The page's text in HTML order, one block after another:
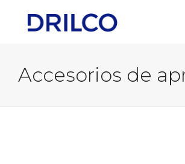
Accesorios de